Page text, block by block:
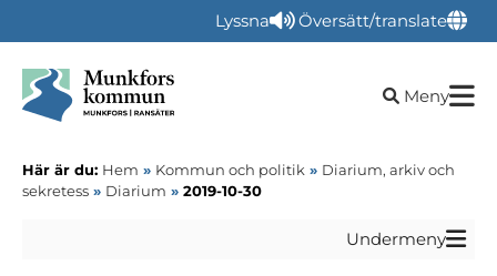
Lyssna Översätt/translate
Öppna
Meny
Här är du: Hem » Kommun och politik » Diarium, arkiv och
sekretess » Diarium » 2019-10-30
Undermeny